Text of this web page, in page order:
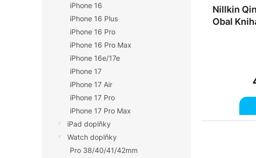
iPhone 16
iPhone 16 Plus
iPhone 16 Pro
iPhone 16 Pro Max
iPhone 16e/17e
iPhone 17
iPhone 17 Air
iPhone 17 Pro
iPhone 17 Pro Max
iPad doplňky
Watch doplňky
Pro 38/40/41/42mm
Nillkin
Obal